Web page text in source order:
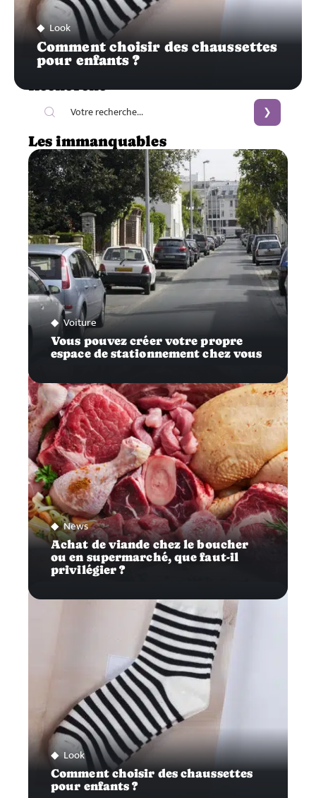
Look
Comment choisir des chaussettes
pour enfants ?
Les immanquables
Voiture
Vous pouvez créer votre propre
espace de stationnement chez vous
News
Achat de viande chez le boucher
ou en supermarché, que faut-il
privilégier ?
Look
Comment choisir des chaussettes
pour enfants ?